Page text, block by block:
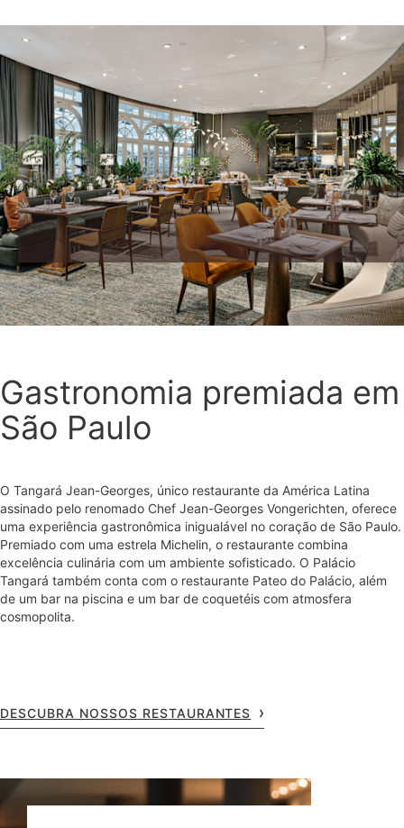
Gastronomia premiada em
São Paulo
O Tangará Jean-Georges, único restaurante da América Latina
assinado pelo renomado Chef Jean-Georges Vongerichten, oferece
uma experiência gastronômica inigualável no coração de São Paulo.
Premiado com uma estrela Michelin, o restaurante combina
excelência culinária com um ambiente sofisticado. O Palácio
Tangará também conta com o restaurante Pateo do Palácio, além
de um bar na piscina e um bar de coquetéis com atmosfera
cosmopolita.
DESCUBRA NOSSOS RESTAURANTES